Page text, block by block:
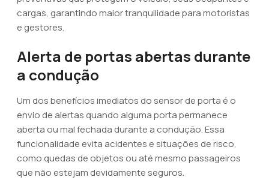
cargas, garantindo maior tranquilidade para motoristas
e gestores.
Alerta de portas abertas durante
a condução
Um dos benefícios imediatos do sensor de porta é o
envio de alertas quando alguma porta permanece
aberta ou mal fechada durante a condução. Essa
funcionalidade evita acidentes e situações de risco,
como quedas de objetos ou até mesmo passageiros
que não estejam devidamente seguros.